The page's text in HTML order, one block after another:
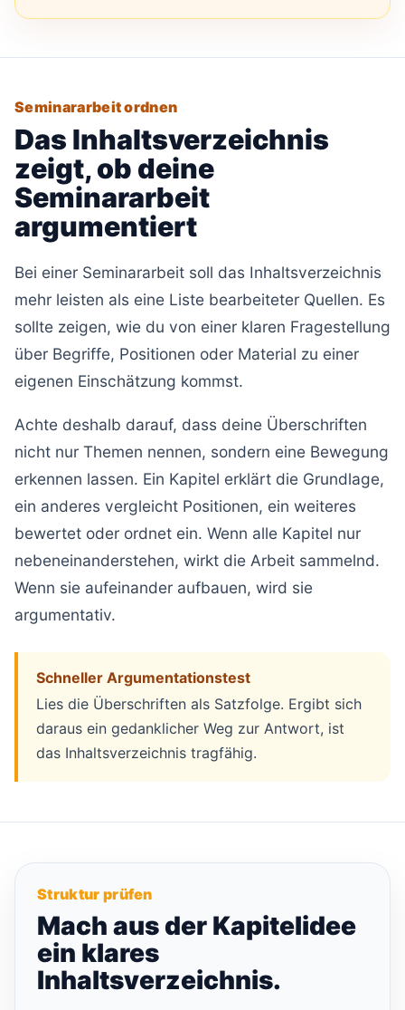
Seminararbeit ordnen
Das Inhaltsverzeichnis
zeigt, ob deine
Seminararbeit
argumentiert
Bei einer Seminararbeit soll das Inhaltsverzeichnis
mehr leisten als eine Liste bearbeiteter Quellen. Es
sollte zeigen, wie du von einer klaren Fragestellung
über Begriffe, Positionen oder Material zu einer
eigenen Einschätzung kommst.
Achte deshalb darauf, dass deine Überschriften
nicht nur Themen nennen, sondern eine Bewegung
erkennen lassen. Ein Kapitel erklärt die Grundlage,
ein anderes vergleicht Positionen, ein weiteres
bewertet oder ordnet ein. Wenn alle Kapitel nur
nebeneinanderstehen, wirkt die Arbeit sammelnd.
Wenn sie aufeinander aufbauen, wird sie
argumentativ.
Schneller Argumentationstest
Lies die Überschriften als Satzfolge. Ergibt sich
daraus ein gedanklicher Weg zur Antwort, ist
das Inhaltsverzeichnis tragfähig.
Struktur prüfen
Mach aus der Kapitelidee
ein klares
Inhaltsverzeichnis.